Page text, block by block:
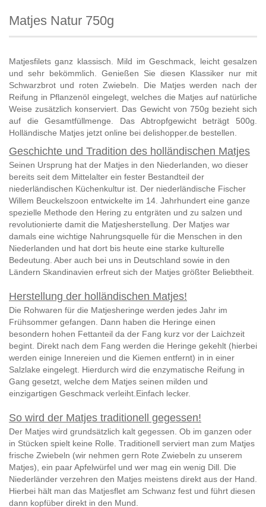
Matjes Natur 750g
Matjesfilets ganz klassisch. Mild im Geschmack, leicht gesalzen
und sehr bekömmlich. Genießen Sie diesen Klassiker nur mit
Schwarzbrot und roten Zwiebeln. Die Matjes werden nach der
Reifung in Pflanzenöl eingelegt, welches die Matjes auf natürliche
Weise zusätzlich konserviert. Das Gewicht von 750g bezieht sich
auf die Gesamtfüllmenge. Das Abtropfgewicht beträgt 500g.
Holländische Matjes jetzt online bei delishopper.de bestellen.
Geschichte und Tradition des holländischen Matjes
Seinen Ursprung hat der Matjes in den Niederlanden, wo dieser
bereits seit dem Mittelalter ein fester Bestandteil der
niederländischen Küchenkultur ist. Der niederländische Fischer
Willem Beuckelszoon entwickelte im 14. Jahrhundert eine ganze
spezielle Methode den Hering zu entgräten und zu salzen und
revolutionierte damit die Matjesherstellung. Der Matjes war
damals eine wichtige Nahrungsquelle für die Menschen in den
Niederlanden und hat dort bis heute eine starke kulturelle
Bedeutung. Aber auch bei uns in Deutschland sowie in den
Ländern Skandinavien erfreut sich der Matjes größter Beliebtheit.
Herstellung der holländischen Matjes!
Die Rohwaren für die Matjesheringe werden jedes Jahr im
Frühsommer gefangen. Dann haben die Heringe einen
besondern hohen Fettanteil da der Fang kurz vor der Laichzeit
begint. Direkt nach dem Fang werden die Heringe gekehlt (hierbei
werden einige Innereien und die Kiemen entfernt) in in einer
Salzlake eingelegt. Hierdurch wird die enzymatische Reifung in
Gang gesetzt, welche dem Matjes seinen milden und
einzigartigen Geschmack verleiht.Einfach lecker.
So wird der Matjes traditionell gegessen!
Der Matjes wird grundsätzlich kalt gegessen. Ob im ganzen oder
in Stücken spielt keine Rolle. Traditionell serviert man zum Matjes
frische Zwiebeln (wir nehmen gern Rote Zwiebeln zu unserem
Matjes), ein paar Apfelwürfel und wer mag ein wenig Dill. Die
Niederländer verzehren den Matjes meistens direkt aus der Hand.
Hierbei hält man das Matjesflet am Schwanz fest und führt diesen
dann kopfüber direkt in den Mund.